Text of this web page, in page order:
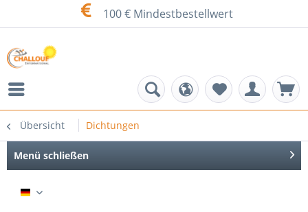
100 € Mindestbestellwert
Übersicht Dichtungen
Menü schließen
DE